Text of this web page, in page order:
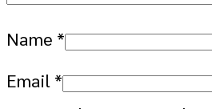
Name *
Email *